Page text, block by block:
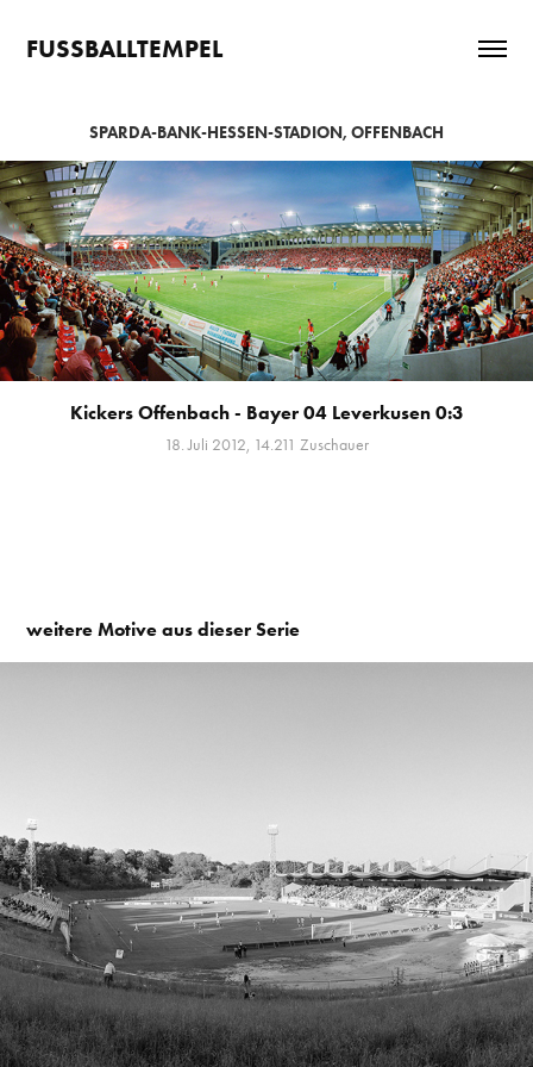
FUSSBALLTEMPEL
SPARDA-BANK-HESSEN-STADION, OFFENBACH
Kickers Offenbach - Bayer 04 Leverkusen 0:3
18. Juli 2012, 14.211 Zuschauer
weitere Motive aus dieser Serie